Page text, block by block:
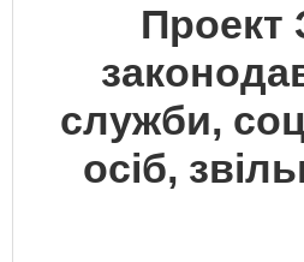
Проект
служби,
осіб,